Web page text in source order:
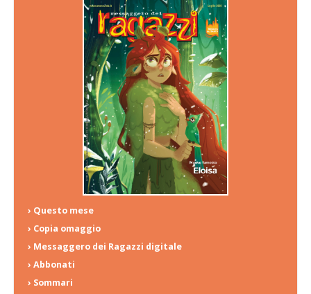
› Questo mese
› Copia omaggio
› Messaggero dei Ragazzi digitale
› Abbonati
› Sommari